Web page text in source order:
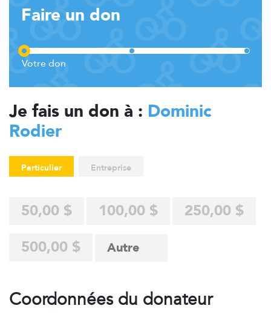
Faire un don
Je fais un don à : Dominic
Rodier
Particulier Entreprise
50,00 $ 100,00 $
250,00 $
500,00 $
Coordonnées du donateur